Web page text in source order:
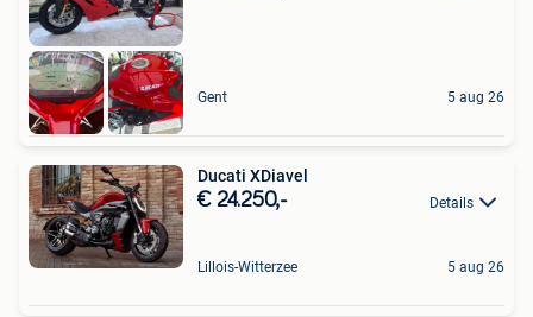
Gent 5 aug 26
Ducati XDiavel
€ 24.250,- Details
Lillois-Witterzee 5 aug 26